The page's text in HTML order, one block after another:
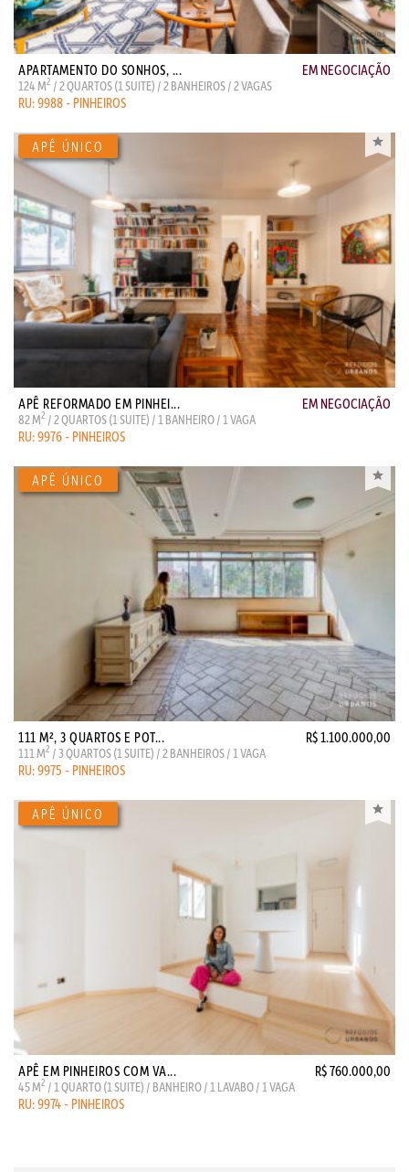
APARTAMENTO DO SONHOS, ... EM NEGOCIAÇÃO
124 M2 / 2 QUARTOS (1 SUITE) / 2 BANHEIROS / 2 VAGAS
RU: 9988 - PINHEIROS
APÊ REFORMADO EM PINHEI... EM NEGOCIAÇÃO
82 M2 / 2 QUARTOS (1 SUITE) / 1 BANHEIRO / 1 VAGA
RU: 9976 - PINHEIROS
111 M², 3 QUARTOS E POT... R$ 1.100.000,00
111 M2 / 3 QUARTOS (1 SUITE) / 2 BANHEIROS / 1 VAGA
RU: 9975 - PINHEIROS
APÊ EM PINHEIROS COM VA... R$ 760.000,00
45 M2 / 1 QUARTO (1 SUITE) / BANHEIRO / 1 LAVABO / 1 VAGA
RU: 9974 - PINHEIROS